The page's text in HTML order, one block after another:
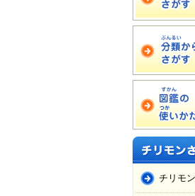
チリモ